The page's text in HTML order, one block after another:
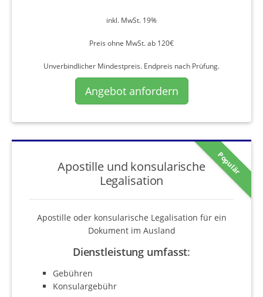
inkl. MwSt. 19%
Preis ohne MwSt. ab 120€
Unverbindlicher Mindestpreis. Endpreis nach Prüfung.
Angebot anfordern
Populär
Apostille und konsularische
Legalisation
Apostille oder konsularische Legalisation für ein
Dokument im Ausland
Dienstleistung umfasst:
Gebühren
Konsulargebühr